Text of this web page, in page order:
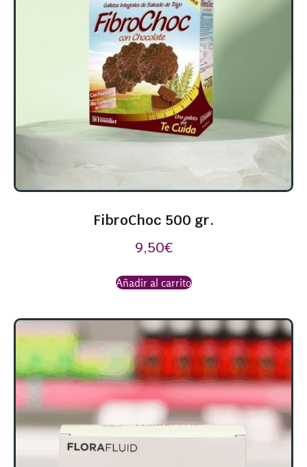
FibroChoc 500 gr.
9,50€
Añadir al carrito